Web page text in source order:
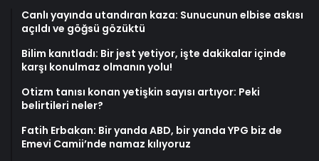
Canlı yayında utandıran kaza: Sunucunun elbise askısı
açıldı ve göğsü gözüktü
Bilim kanıtladı: Bir jest yetiyor, işte dakikalar içinde
karşı konulmaz olmanın yolu!
Otizm tanısı konan yetişkin sayısı artıyor: Peki
belirtileri neler?
Fatih Erbakan: Bir yanda ABD, bir yanda YPG biz de
Emevi Camii’nde namaz kılıyoruz